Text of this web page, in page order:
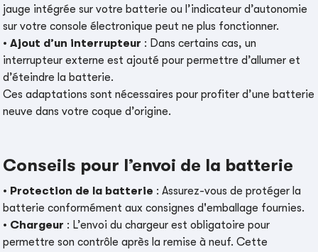
jauge intégrée sur votre batterie ou l’indicateur d’autonomie
sur votre console électronique peut ne plus fonctionner.
•Ajout d’un interrupteur : Dans certains cas, un
interrupteur externe est ajouté pour permettre d’allumer et
d’éteindre la batterie.
Ces adaptations sont nécessaires pour profiter d’une batterie
neuve dans votre coque d’origine.
Conseils pour l’envoi de la batterie
• Protection de la batterie : Assurez-vous de protéger la
batterie conformément aux consignes d'emballage fournies.
• Chargeur : L’envoi du chargeur est obligatoire pour
permettre son contrôle après la remise à neuf. Cette